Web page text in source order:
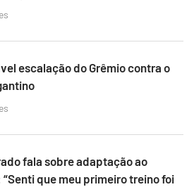
escalação do Grêmio contra o
fala sobre adaptação ao
“Senti que meu primeiro treino foi